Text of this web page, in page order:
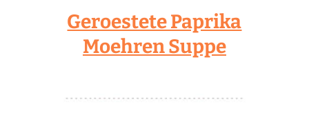
Geroestete Paprika
Moehren Suppe